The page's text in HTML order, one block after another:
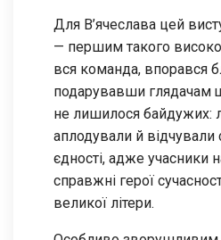
Для В’ячеслава цей
— першим такого
вся команда, впорався
подарувавши глядачам
не лишилося байдужих:
аплодували й
єдності, адже учасники
справжні герої
великої літери.